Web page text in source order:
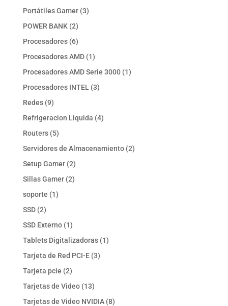
Portátiles Gamer 33
POWER BANK 22
productos
Procesadores 66
productos
Procesadores AMD 11
producto
Procesadores AMD Serie 3000 11
Procesadores INTEL 33
Redes 99
productos
Refrigeracion Liquida 44
Routers 55
productos
Servidores de Almacenamiento 22
Setup Gamer 22
productos
Sillas Gamer 22
soporte 11
SSD 22
productos
SSD Externo 11
producto
Tablets Digitalizadoras 11
Tarjeta de Red PCI-E 33
Tarjeta pcie 22
productos
Tarjetas de Video 1313
productos
Tarjetas de Video NVIDIA 88